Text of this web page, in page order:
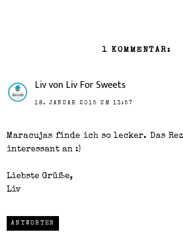
1 KOMMENTAR:
Liv von Liv For Sweets
18. JANUAR 2015 UM 13:57
Maracujas finde ich so lecker. Das
interessant an :)
Liebste Grüße,
Liv
ANTWORTEN